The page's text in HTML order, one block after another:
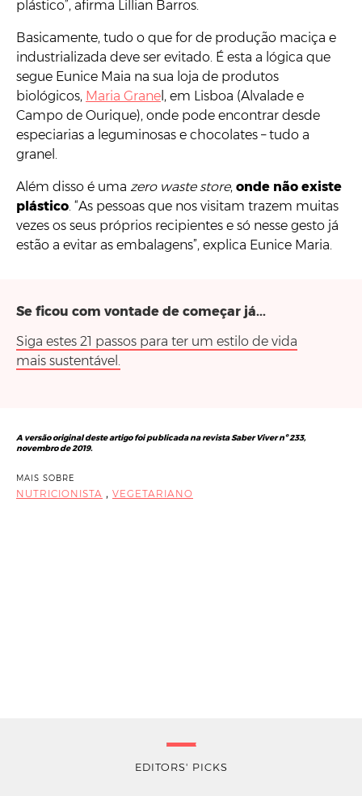
plástico”, afirma Lillian Barros.
Basicamente, tudo o que for de produção maciça e
industrializada deve ser evitado. É esta a lógica que
segue Eunice Maia na sua loja de produtos
biológicos, Maria Grane l, em Lisboa (Alvalade e
Campo de Ourique), onde pode encontrar desde
especiarias a leguminosas e chocolates – tudo a
granel.
Além disso é uma zero waste store, onde não existe
plástico. “As pessoas que nos visitam trazem muitas
vezes os seus próprios recipientes e só nesse gesto já
estão a evitar as embalagens”, explica Eunice Maria.
Se ficou com vontade de começar já...
Siga estes 21 passos para ter um estilo de vida
mais sustentável.
A versão original deste artigo foi publicada na revista Saber Viver nº 233,
novembro de 2019.
MAIS SOBRE
NUTRICIONISTA , VEGETARIANO
EDITORS' PICKS